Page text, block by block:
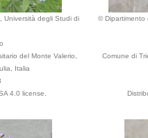
Università degli Studi di
del Monte Valerio,
Italia
4.0 license.
© Dipartimento
Comune di